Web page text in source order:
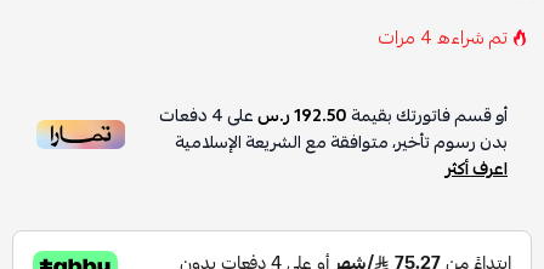
تم شراءه4 مرات
أو قسم فاتورتك بقيمة192.50 ر.س على4دفعات
بدون رسوم تأخير، متوافقة مع الشريعة الإسلامية
اعرف أكثر